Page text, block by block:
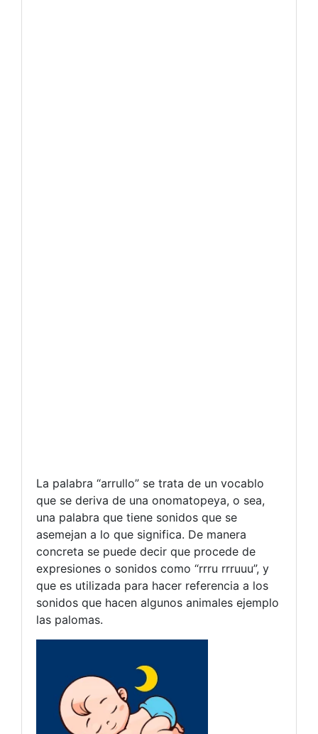
La palabra “arrullo” se trata de un vocablo
que se deriva de una onomatopeya, o sea,
una palabra que tiene sonidos que se
asemejan a lo que significa. De manera
concreta se puede decir que procede de
expresiones o sonidos como “rrru rrruuu”, y
que es utilizada para hacer referencia a los
sonidos que hacen algunos animales ejemplo
las palomas.